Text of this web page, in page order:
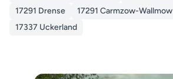
17291 Drense
17291 Carmzow-Wallmow
17337 Uckerland